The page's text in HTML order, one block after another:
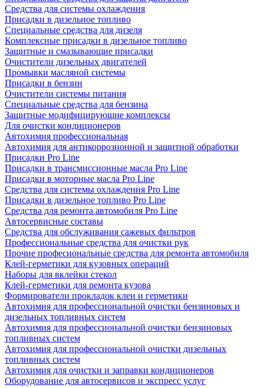
Средства для системы охлаждения
Присадки в дизельное топливо
Спeциальные средства для дизеля
Комплексные присадки в дизельное топливо
Защитные и смазывающие присадки
Очистители дизельных двигателей
Промывки масляной системы
Присадки в бензин
Очистители системы питания
Специальные срeдства для бензина
Защитные модифицирующие комплексы
Для очистки кондиционеров
Автохимия профессиональная
Автохимия для антикоррозионной и защитной обработки
Присадки Pro Line
Присадки в трансмиссионные масла Pro Line
Присадки в моторные масла Pro Line
Средства для системы охлаждения Pro Line
Присадки в дизельное топливо Pro Line
Средства для ремонта автомобиля Pro Line
Автосервисные составы
Средства для обслуживания сажевых фильтров
Профессиональные средства для очистки рук
Прочие професиональные средства для ремонта автомобиля
Клей-герметики для кузовных операций
Наборы для вклейки стекол
Клей-герметики для ремонта кузова
Формирователи прокладок клеи и герметики
Автохимия для профессиональной очистки бензиновых и
дизельных топливных систем
Автохимия для профессиональной очистки бензиновых
топливных систем
Автохимия для профессиональной очистки дизельных
топливных систем
Автохимия для очистки и заправки кондиционеров
Оборудование для автосервисов и экспресс услуг